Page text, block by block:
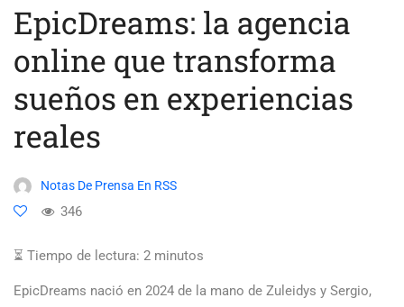
EpicDreams: la agencia
online que transforma
sueños en experiencias
reales
Notas De Prensa En RSS
346
⏳ Tiempo de lectura: 2 minutos
EpicDreams nació en 2024 de la mano de Zuleidys y Sergio,